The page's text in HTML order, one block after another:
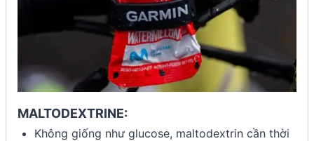
MALTODEXTRINE:
Không giống như glucose, maltodextrin cần thời